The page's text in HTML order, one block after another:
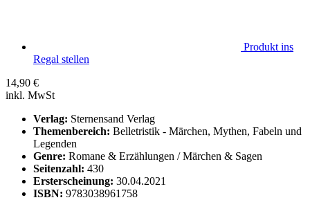
Produkt ins
Regal stellen
14,90 €
inkl. MwSt
Verlag: Sternensand Verlag
Themenbereich: Belletristik - Märchen, Mythen, Fabeln und
Legenden
Genre: Romane & Erzählungen / Märchen & Sagen
Seitenzahl: 430
Ersterscheinung: 30.04.2021
ISBN: 9783038961758